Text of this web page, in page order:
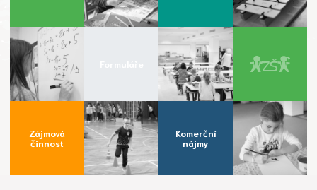
Zájmová
činnost
Komerční
nájmy